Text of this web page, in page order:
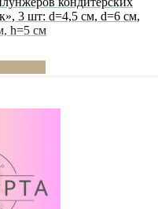
3 шт: d=4,5 см, d=6 см,
h=5 см